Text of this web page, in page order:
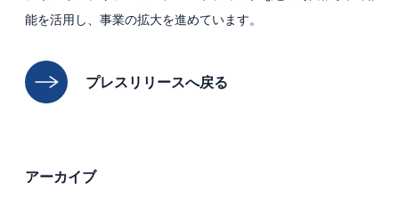
能を活用し、事業の拡大を進めています。
プレスリリースへ戻る
アーカイブ